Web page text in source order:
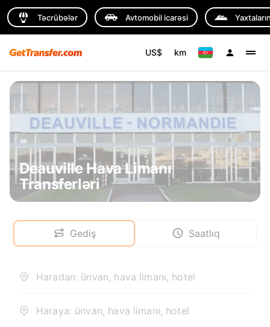
Təcrübələr Avtomobil icarəsi
US$ km
Deauville Hava Limanı
Transferləri
Gediş Saatlıq
Haradan: ünvan, hava limanı, hotel
Haraya: ünvan, hava limanı, hotel